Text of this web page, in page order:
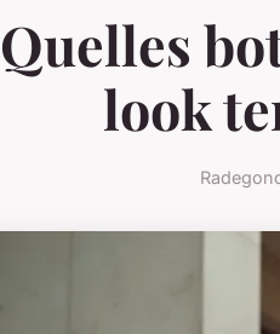
Quelles
look